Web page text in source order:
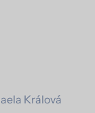
Králová